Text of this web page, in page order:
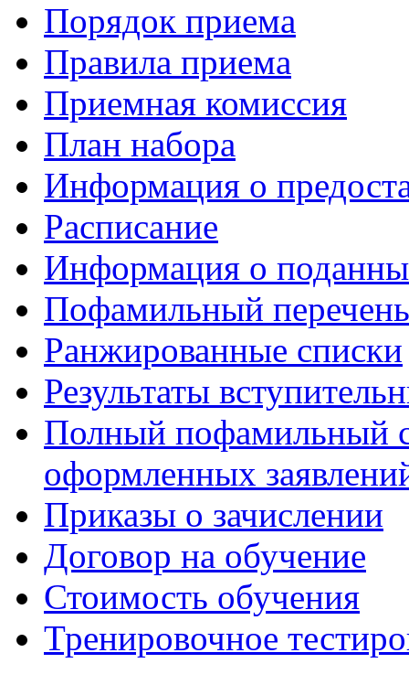
Порядок приема
Правила приема
Приемная комиссия
План набора
Информация о
Расписание
Информация о
Пофамильный
Ранжированные списки
Результаты
Полный пофамильный
оформленных
Приказы о зачислении
Договор на обучение
Стоимость обучения
Тренировочное